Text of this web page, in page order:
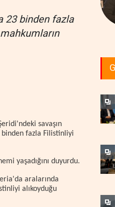
23 binden fazla
savaşın
binden fazla Filistinliyi
yaşadığını duyurdu.
aralarında
alıkoyduğu